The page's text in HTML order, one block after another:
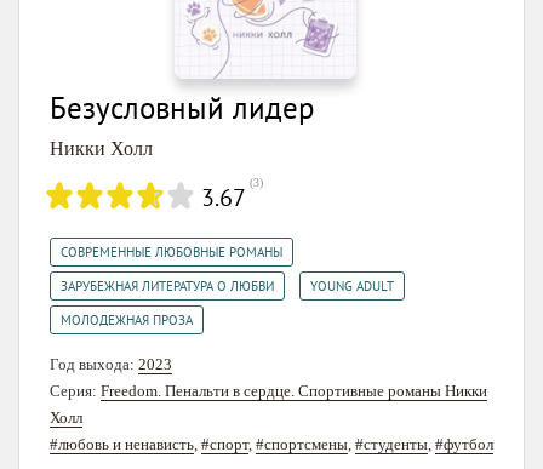
Безусловный лидер
Никки Холл
3.67 (3)
СОВРЕМЕННЫЕ ЛЮБОВНЫЕ РОМАНЫ
ЗАРУБЕЖНАЯ ЛИТЕРАТУРА О ЛЮБВИ YOUNG ADULT
МОЛОДЕЖНАЯ ПРОЗА
Год выхода: 2023
Серия: Freedom. Пенальти в сердце. Спортивные романы Никки
Холл
#любовь и ненависть #спорт, #спортсмены #студенты #футбол